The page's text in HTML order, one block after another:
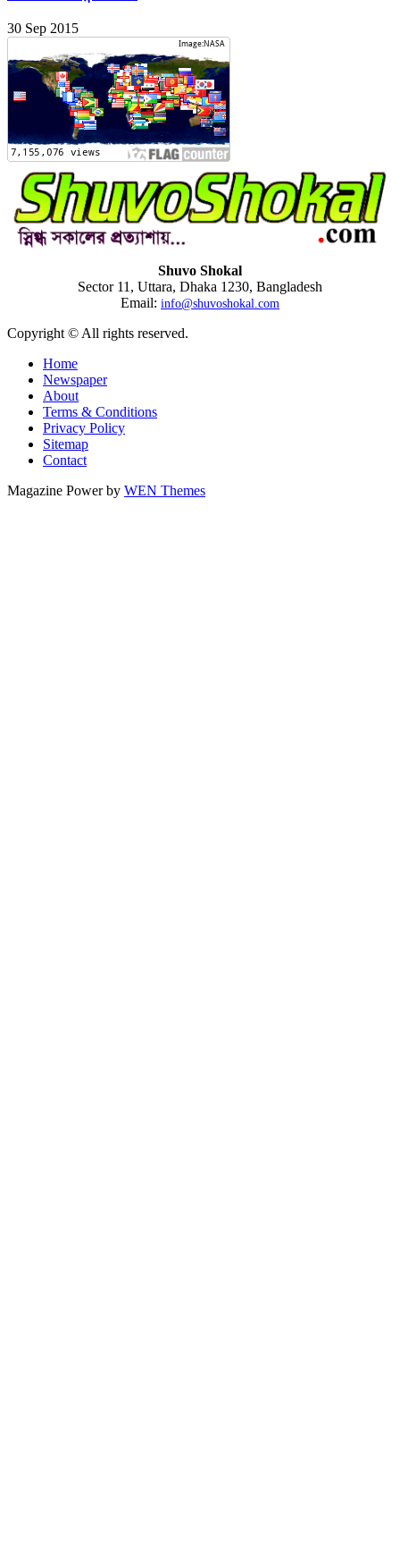
30 Sep 2015
Shuvo Shokal
Sector 11, Uttara, Dhaka 1230, Bangladesh
Email: info@shuvoshokal.com
Copyright © All rights reserved.
Home
Newspaper
About
Terms & Conditions
Privacy Policy
Sitemap
Contact
Magazine Power by WEN Themes